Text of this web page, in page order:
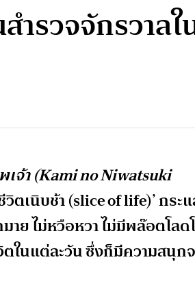
รวจจักรวาล
จ้า (Kami no Niwatsuki
ตเนิบช้า (slice of life)’ กระ
าย ไม่หวือหวา ไม่มีพล๊อตโล
ในแต่ละวัน ซึ่งก็มีความสนุก